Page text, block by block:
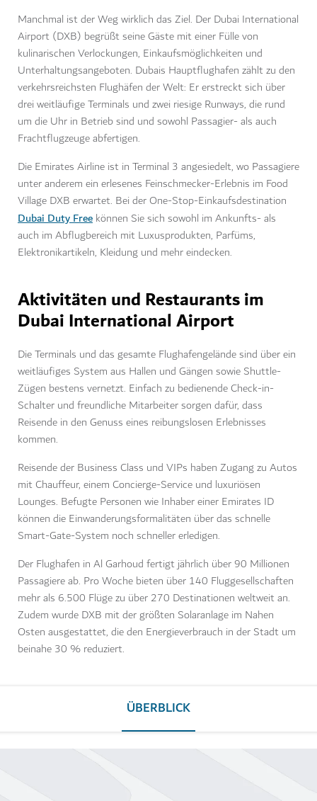
Manchmal ist der Weg wirklich das Ziel. Der Dubai International
Airport (DXB) begrüßt seine Gäste mit einer Fülle von
kulinarischen Verlockungen, Einkaufsmöglichkeiten und
Unterhaltungsangeboten. Dubais Hauptflughafen zählt zu den
verkehrsreichsten Flughäfen der Welt: Er erstreckt sich über
drei weitläufige Terminals und zwei riesige Runways, die rund
um die Uhr in Betrieb sind und sowohl Passagier- als auch
Frachtflugzeuge abfertigen.
Die Emirates Airline ist in Terminal 3 angesiedelt, wo Passagiere
unter anderem ein erlesenes Feinschmecker-Erlebnis im Food
Village DXB erwartet. Bei der One-Stop-Einkaufsdestination
Dubai Duty Free können Sie sich sowohl im Ankunfts- als
auch im Abflugbereich mit Luxusprodukten, Parfüms,
Elektronikartikeln, Kleidung und mehr eindecken.
Aktivitäten und Restaurants im
Dubai International Airport
Die Terminals und das gesamte Flughafengelände sind über ein
weitläufiges System aus Hallen und Gängen sowie Shuttle-
Zügen bestens vernetzt. Einfach zu bedienende Check-in-
Schalter und freundliche Mitarbeiter sorgen dafür, dass
Reisende in den Genuss eines reibungslosen Erlebnisses
kommen.
Reisende der Business Class und VIPs haben Zugang zu Autos
mit Chauffeur, einem Concierge-Service und luxuriösen
Lounges. Befugte Personen wie Inhaber einer Emirates ID
können die Einwanderungsformalitäten über das schnelle
Smart-Gate-System noch schneller erledigen.
Der Flughafen in Al Garhoud fertigt jährlich über 90 Millionen
Passagiere ab. Pro Woche bieten über 140 Fluggesellschaften
mehr als 6.500 Flüge zu über 270 Destinationen weltweit an.
Zudem wurde DXB mit der größten Solaranlage im Nahen
Osten ausgestattet, die den Energieverbrauch in der Stadt um
beinahe 30 % reduziert.
ÜBERBLICK